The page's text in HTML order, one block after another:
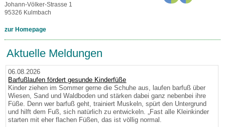
Johann-Völker-Strasse 1
95326 Kulmbach
zur Homepage
Aktuelle Meldungen
06.08.2026
Barfußlaufen fördert gesunde Kinderfüße
Kinder ziehen im Sommer gerne die Schuhe aus, laufen barfuß über
Wiesen, Sand und Waldboden und stärken dabei ganz nebenbei ihre
Füße. Denn wer barfuß geht, trainiert Muskeln, spürt den Untergrund
und hilft dem Fuß, sich natürlich zu entwickeln. „Fast alle Kleinkinder
starten mit eher flachen Füßen, das ist völlig normal.